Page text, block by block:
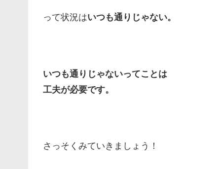
って状況はいつも通りじゃない。
いつも通りじゃないってことは
工夫が必要です。
さっそくみていきましょう！